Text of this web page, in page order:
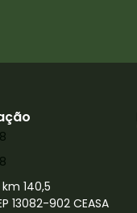
140,5
13082-902 CEASA